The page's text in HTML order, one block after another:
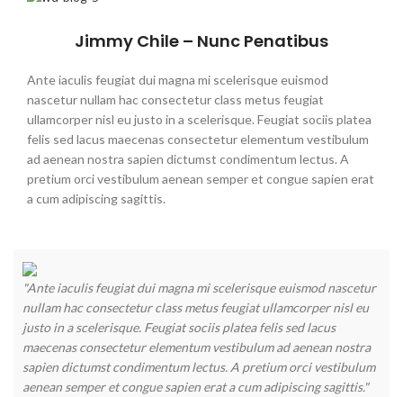
Jimmy Chile – Nunc Penatibus
Ante iaculis feugiat dui magna mi scelerisque euismod
nascetur nullam hac consectetur class metus feugiat
ullamcorper nisl eu justo in a scelerisque. Feugiat sociis platea
felis sed lacus maecenas consectetur elementum vestibulum
ad aenean nostra sapien dictumst condimentum lectus. A
pretium orci vestibulum aenean semper et congue sapien erat
a cum adipiscing sagittis.
"Ante iaculis feugiat dui magna mi scelerisque euismod nascetur
nullam hac consectetur class metus feugiat ullamcorper nisl eu
justo in a scelerisque. Feugiat sociis platea felis sed lacus
maecenas consectetur elementum vestibulum ad aenean nostra
sapien dictumst condimentum lectus. A pretium orci vestibulum
aenean semper et congue sapien erat a cum adipiscing sagittis."